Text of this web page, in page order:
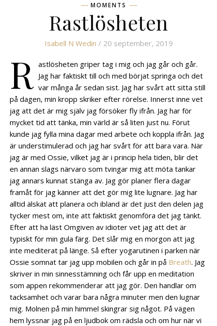
MOMENTS
Rastlösheten
Isabell N Wedin / 20 september, 2019
R astlösheten griper tag i mig och jag går och går.
Jag har faktiskt till och med börjat springa och det
var många år sedan sist. Jag har svårt att sitta still
på dagen, min kropp skriker efter rörelse. Innerst inne vet
jag att det är mig själv jag försöker fly ifrån. Jag har för
mycket tid att tänka, min värld är så liten just nu. Förut
kunde jag fylla mina dagar med arbete och koppla ifrån. Jag
är understimulerad och jag har svårt för att bara vara. När
jag är med Ossie, vilket jag är i princip hela tiden, blir det
en annan slags närvaro som tvingar mig att möta tankar
jag annars kunnat stänga av. Jag gör planer flera dagar
framåt för jag känner att det gör mig lite lugnare. Jag har
alltid älskat att planera och ibland är det just den delen jag
tycker mest om, inte att faktiskt genomföra det jag tänkt.
Efter att ha läst Omgiven av idioter vet jag att det är
typiskt för min gula färg. Det slår mig en morgon att jag
inte mediterat på länge. Så efter yogarutinen i parken när
Ossie somnat tar jag upp mobilen och går in på Breath. Jag
skriver in min sinnesstämning och får upp en meditation
som appen rekommenderar att jag gör. Den handlar om
tacksamhet och varar bara några minuter men den lugnar
mig. Molnen på min himmel skingrar sig något. På vägen
hem lyssnar jag på en ljudbok om rädsla och om hur när vi